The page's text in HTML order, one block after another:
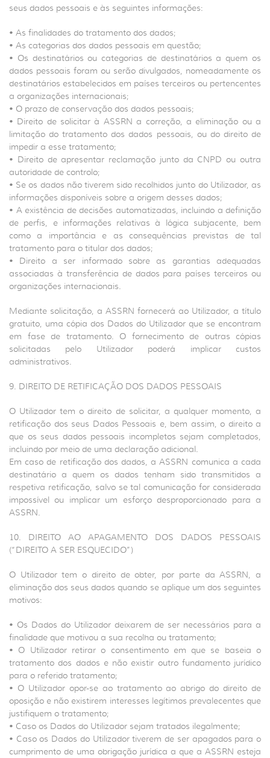
seus dados pessoais e às seguintes informações:
• As finalidades do tratamento dos dados;
• As categorias dos dados pessoais em questão;
• Os destinatários ou categorias de destinatários a quem os
dados pessoais foram ou serão divulgados, nomeadamente os
destinatários estabelecidos em países terceiros ou pertencentes
a organizações internacionais;
• O prazo de conservação dos dados pessoais;
• Direito de solicitar à ASSRN a correção, a eliminação ou a
limitação do tratamento dos dados pessoais, ou do direito de
impedir a esse tratamento;
• Direito de apresentar reclamação junto da CNPD ou outra
autoridade de controlo;
• Se os dados não tiverem sido recolhidos junto do Utilizador, as
informações disponíveis sobre a origem desses dados;
• A existência de decisões automatizadas, incluindo a definição
de perfis, e informações relativas à lógica subjacente, bem
como a importância e as consequências previstas de tal
tratamento para o titular dos dados;
• Direito a ser informado sobre as garantias adequadas
associadas à transferência de dados para países terceiros ou
organizações internacionais.
Mediante solicitação, a ASSRN fornecerá ao Utilizador, a título
gratuito, uma cópia dos Dados do Utilizador que se encontram
em fase de tratamento. O fornecimento de outras cópias
solicitadas pelo Utilizador poderá implicar custos
administrativos.
9. DIREITO DE RETIFICAÇÃO DOS DADOS PESSOAIS
O Utilizador tem o direito de solicitar, a qualquer momento, a
retificação dos seus Dados Pessoais e, bem assim, o direito a
que os seus dados pessoais incompletos sejam completados,
incluindo por meio de uma declaração adicional.
Em caso de retificação dos dados, a ASSRN comunica a cada
destinatário a quem os dados tenham sido transmitidos a
respetiva retificação, salvo se tal comunicação for considerada
impossível ou implicar um esforço desproporcionado para a
ASSRN.
10. DIREITO AO APAGAMENTO DOS DADOS PESSOAIS
(“DIREITO A SER ESQUECIDO”)
O Utilizador tem o direito de obter, por parte da ASSRN, a
eliminação dos seus dados quando se aplique um dos seguintes
motivos:
• Os Dados do Utilizador deixarem de ser necessários para a
finalidade que motivou a sua recolha ou tratamento;
• O Utilizador retirar o consentimento em que se baseia o
tratamento dos dados e não existir outro fundamento jurídico
para o referido tratamento;
• O Utilizador opor-se ao tratamento ao abrigo do direito de
oposição e não existirem interesses legítimos prevalecentes que
justifiquem o tratamento;
• Caso os Dados do Utilizador sejam tratados ilegalmente;
• Caso os Dados do Utilizador tiverem de ser apagados para o
cumprimento de uma obrigação jurídica a que a ASSRN esteja